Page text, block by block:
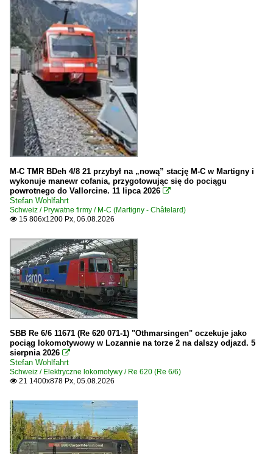
M-C TMR BDeh 4/8 21 przybył na „nową” stację M-C w Martigny i
wykonuje manewr cofania, przygotowując się do pociągu
powrotnego do Vallorcine. 11 lipca 2026 
Stefan Wohlfahrt
Schweiz / Prywatne firmy / M-C (Martigny - Châtelard)
 15 806x1200 Px, 06.08.2026
SBB Re 6/6 11671 (Re 620 071-1) "Othmarsingen" oczekuje jako
pociąg lokomotywowy w Lozannie na torze 2 na dalszy odjazd. 5
sierpnia 2026 
Stefan Wohlfahrt
Schweiz / Elektryczne lokomotywy / Re 620 (Re 6/6)
 21 1400x878 Px, 05.08.2026